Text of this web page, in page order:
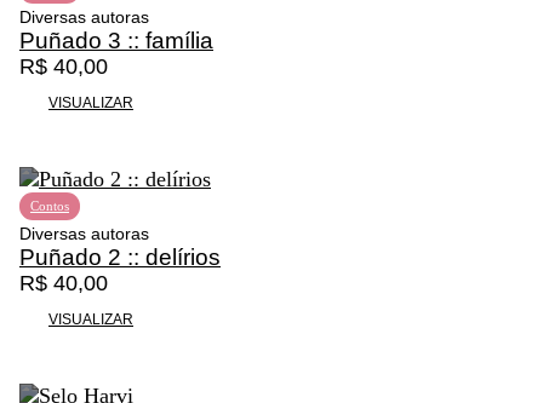
Diversas autoras
Puñado 3 :: família
R$ 40,00
VISUALIZAR
Contos
Diversas autoras
Puñado 2 :: delírios
R$ 40,00
VISUALIZAR